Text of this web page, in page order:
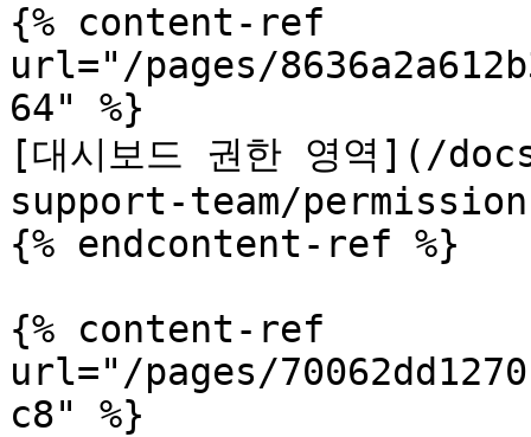
{% content-ref
url="/pages/
64" %}
[대시보드 권한 영역](/
support-team/
{% endcontent-ref %}
{% content-ref
url="/pages/
c8" %}